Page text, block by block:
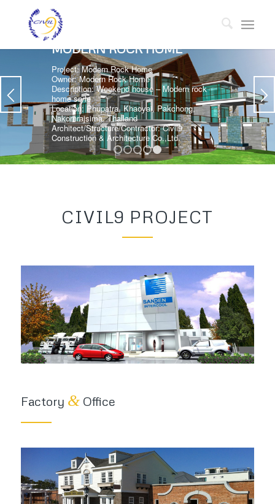
MODERN ROCK HOME
Project: Modern Rock Home
Owner: Modern Rock Home
Description: Weekend house – Modern rock
home sryle
Location: Phupatra, Khaoyai, Pakchong,
Nakornrajsima, Thailand
Architect/Structure/Contractor: Civil9
Construction & Architecture Co.,Ltd.
1 2 3 4 5
CIVIL9 PROJECT
Factory &Office